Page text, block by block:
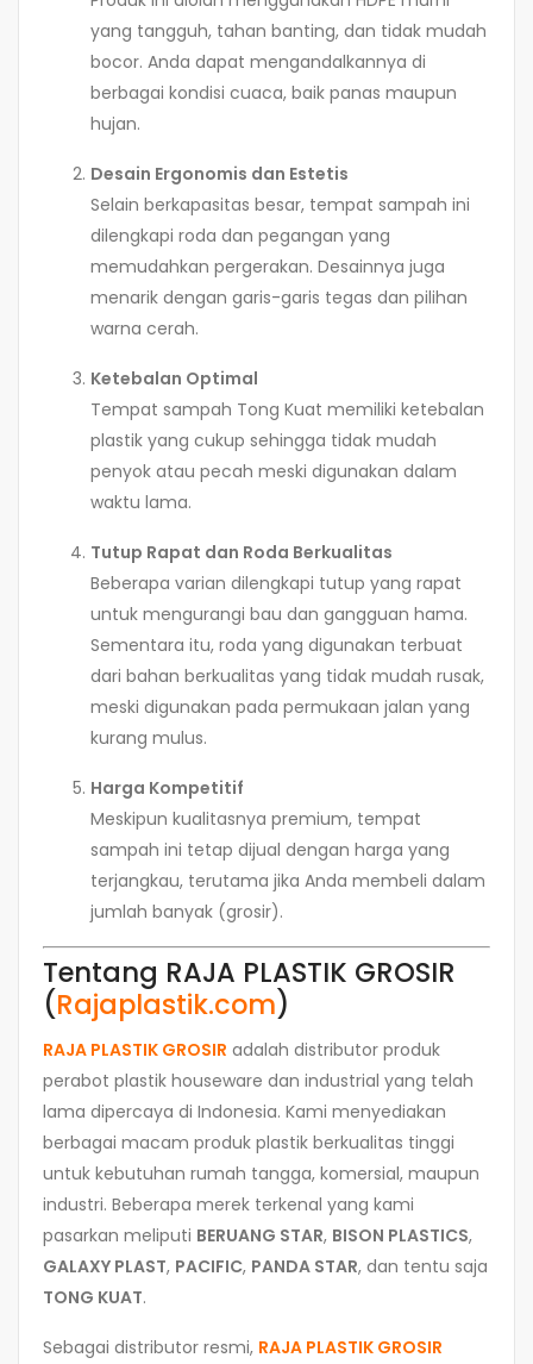
yang tangguh, tahan banting, dan tidak mudah
bocor. Anda dapat mengandalkannya di
berbagai kondisi cuaca, baik panas maupun
hujan.
Desain Ergonomis dan Estetis
Selain berkapasitas besar, tempat sampah ini
dilengkapi roda dan pegangan yang
memudahkan pergerakan. Desainnya juga
menarik dengan garis-garis tegas dan pilihan
warna cerah.
Ketebalan Optimal
Tempat sampah Tong Kuat memiliki ketebalan
plastik yang cukup sehingga tidak mudah
penyok atau pecah meski digunakan dalam
waktu lama.
Tutup Rapat dan Roda Berkualitas
Beberapa varian dilengkapi tutup yang rapat
untuk mengurangi bau dan gangguan hama.
Sementara itu, roda yang digunakan terbuat
dari bahan berkualitas yang tidak mudah rusak,
meski digunakan pada permukaan jalan yang
kurang mulus.
Harga Kompetitif
Meskipun kualitasnya premium, tempat
sampah ini tetap dijual dengan harga yang
terjangkau, terutama jika Anda membeli dalam
jumlah banyak (grosir).
Tentang RAJA PLASTIK GROSIR
(Rajaplastik.com)
RAJA PLASTIK GROSIR adalah distributor produk
perabot plastik houseware dan industrial yang telah
lama dipercaya di Indonesia. Kami menyediakan
berbagai macam produk plastik berkualitas tinggi
untuk kebutuhan rumah tangga, komersial, maupun
industri. Beberapa merek terkenal yang kami
pasarkan meliputi BERUANG STAR, BISON PLASTICS,
GALAXY PLAST, PACIFIC, PANDA STAR, dan tentu saja
TONG KUAT.
Sebagai distributor resmi, RAJA PLASTIK GROSIR